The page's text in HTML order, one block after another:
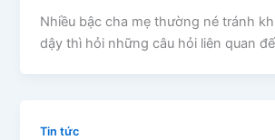
Nhiều bậc cha mẹ thường né tránh
dậy thì hỏi những câu hỏi liên quan
Tin tức